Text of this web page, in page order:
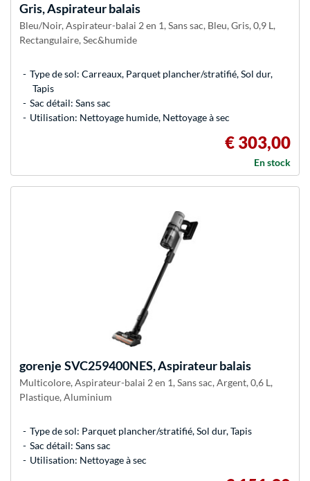
Gris, Aspirateur balais
Bleu/Noir, Aspirateur-balai 2 en 1, Sans sac, Bleu, Gris, 0,9 L,
Rectangulaire, Sec&humide
Type de sol: Carreaux, Parquet plancher/stratifié, Sol dur,
Tapis
Sac détail: Sans sac
Utilisation: Nettoyage humide, Nettoyage à sec
€ 303,00
En stock
gorenje SVC259400NES, Aspirateur balais
Multicolore, Aspirateur-balai 2 en 1, Sans sac, Argent, 0,6 L,
Plastique, Aluminium
Type de sol: Parquet plancher/stratifié, Sol dur, Tapis
Sac détail: Sans sac
Utilisation: Nettoyage à sec